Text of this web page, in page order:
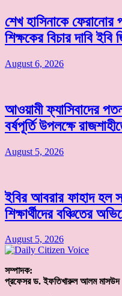
শেখ হাসিনাকে
শিক্ষকের বিচার দাবি ইবি
August 6, 2026
আওয়ামী ফ্যাসিবাদের
বর্ষপূর্তি উপলক্ষে
August 5, 2026
ইবির আবরার ফাহাদ হল
শিক্ষার্থীদের বঞ্চিতের
August 5, 2026
সম্পাদক:
প্রফেসর ড. ইফতিখারুল আলম মাসউদ